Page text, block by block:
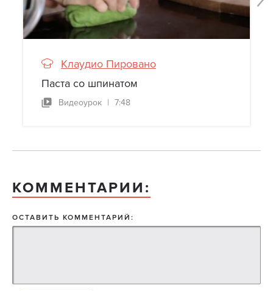
Клаудио Пировано
Паста со шпинатом
Видеоурок | 7:48
КОММЕНТАРИИ:
ОСТАВИТЬ КОММЕНТАРИЙ: